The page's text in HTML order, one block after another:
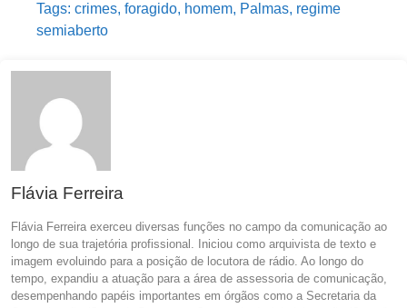
Tags: crimes, foragido, homem, Palmas, regime
semiaberto
Flávia Ferreira
Flávia Ferreira exerceu diversas funções no campo da comunicação ao
longo de sua trajetória profissional. Iniciou como arquivista de texto e
imagem evoluindo para a posição de locutora de rádio. Ao longo do
tempo, expandiu a atuação para a área de assessoria de comunicação,
desempenhando papéis importantes em órgãos como a Secretaria da